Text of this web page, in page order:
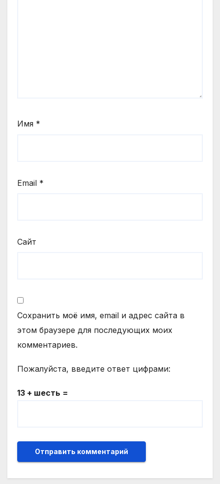
Имя *
Email *
Сайт
Сохранить моё имя, email и адрес сайта в
этом браузере для последующих моих
комментариев.
Пожалуйста, введите ответ цифрами:
13 + шесть =